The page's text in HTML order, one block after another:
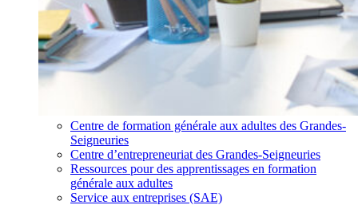
Centre de formation générale aux adultes des Grandes-
Seigneuries
Centre d’entrepreneuriat des Grandes-Seigneuries
Ressources pour des apprentissages en formation
générale aux adultes
Service aux entreprises (SAE)